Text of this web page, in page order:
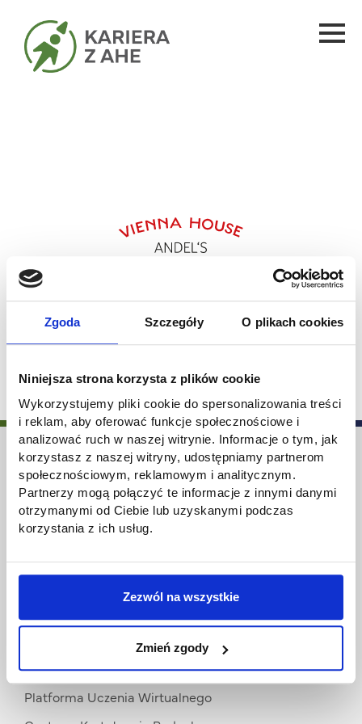
Zgoda Szczegóły O plikach cookies
Niniejsza strona korzysta z plików cookie
Wykorzystujemy pliki cookie do spersonalizowania treści
i reklam, aby oferować funkcje społecznościowe i
analizować ruch w naszej witrynie. Informacje o tym, jak
korzystasz z naszej witryny, udostępniamy partnerom
społecznościowym, reklamowym i analitycznym.
Partnerzy mogą połączyć te informacje z innymi danymi
otrzymanymi od Ciebie lub uzyskanymi podczas
korzystania z ich usług.
Zezwól na wszystkie
Zmień zgody
Data wydarzenia:05.12.2024 11:30
Biuro Karier AHE
ul. Sterlinga 26, 90-212 Łódź
email: biurokarier@ahe.lodz.pl
Przydatne linki
Wirtualny Pokój Studenta
Akademia Humanistyczno-Ekonomiczna w Łodzi
Platforma Uczenia Wirtualnego